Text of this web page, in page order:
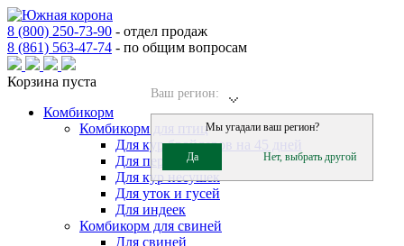
8 (800) 250-73-90 - отдел продаж
8 (861) 563-47-74 - по общим вопросам
Ваш регион:
Мы угадали ваш регион?
Да Нет, выбрать другой
Корзина пуста
Комбикорм
Комбикорм для птиц
Для кур бройлеров на 45 дней
Для перепелов
Для кур несушек
Для уток и гусей
Для индеек
Комбикорм для свиней
Для свиней